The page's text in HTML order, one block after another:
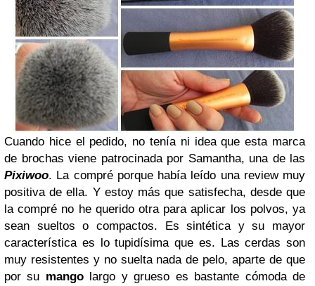
Cuando hice el pedido, no tenía ni idea que esta marca
de brochas viene patrocinada por Samantha, una de las
Pixiwoo. La compré porque había leído una review muy
positiva de ella. Y estoy más que satisfecha, desde que
la compré no he querido otra para aplicar los polvos, ya
sean sueltos o compactos. Es sintética y su mayor
característica es lo tupidísima que es. Las cerdas son
muy resistentes y no suelta nada de pelo, aparte de que
por su mangolargo y grueso es bastante cómoda de